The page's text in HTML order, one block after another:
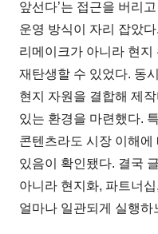
앞선다’는 접근을 버리
운영 방식이 자리 잡았
리메이크가 아니라 현지
재탄생할 수 있었다. 동
현지 자원을 결합해 제
있는 환경을 마련했다.
콘텐츠라도 시장 이해
있음이 확인됐다. 결국
아니라 현지화, 파트너
얼마나 일관되게 실행하